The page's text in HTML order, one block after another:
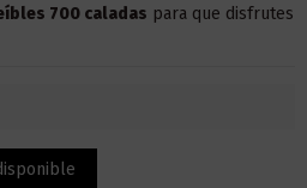
700 caladas para que disfrutes